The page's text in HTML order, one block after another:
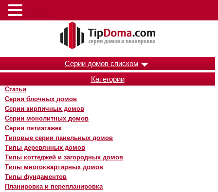
Серии домов списком
Категории
Статьи
Серии блочных домов
Серии кирпичных домов
Серии монолитных домов
Серии пятиэтажек
Типовые серии панельных домов
Типы деревянных домов
Типы коттеджей и загородных домов
Типы многоквартирных домов
Типы фундаментов
Планировка и перепланировка